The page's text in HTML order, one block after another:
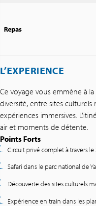
Repas
L’EXPERIENCE
Ce voyage vous emmène à
diversité, entre sites culturels
expériences immersives.
air et moments de détente.
Points Forts
Circuit privé complet à travers le
Safari dans le parc national de
Découverte des sites culturels
Expérience en train dans les